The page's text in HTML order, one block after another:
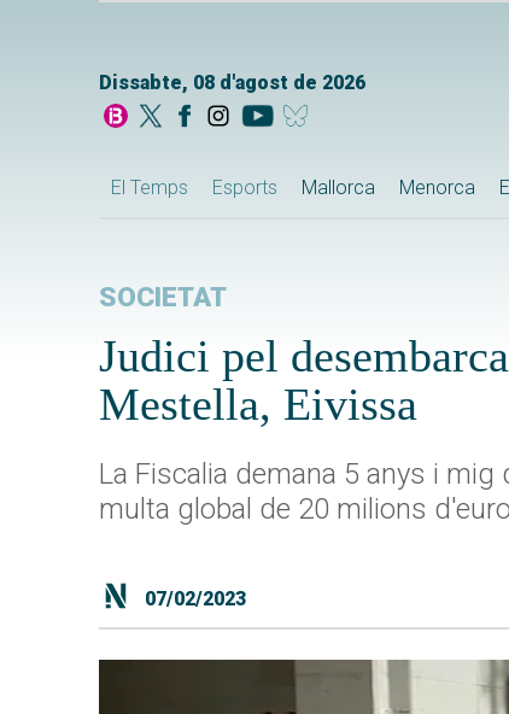
Dissabte, 08 d'agost de 2026
El Temps Esports Mallorca Menorca
SOCIETAT
Judici pel
Mestella, Eivissa
La Fiscalia demana 5 anys i
multa global de 20 milions
07/02/2023